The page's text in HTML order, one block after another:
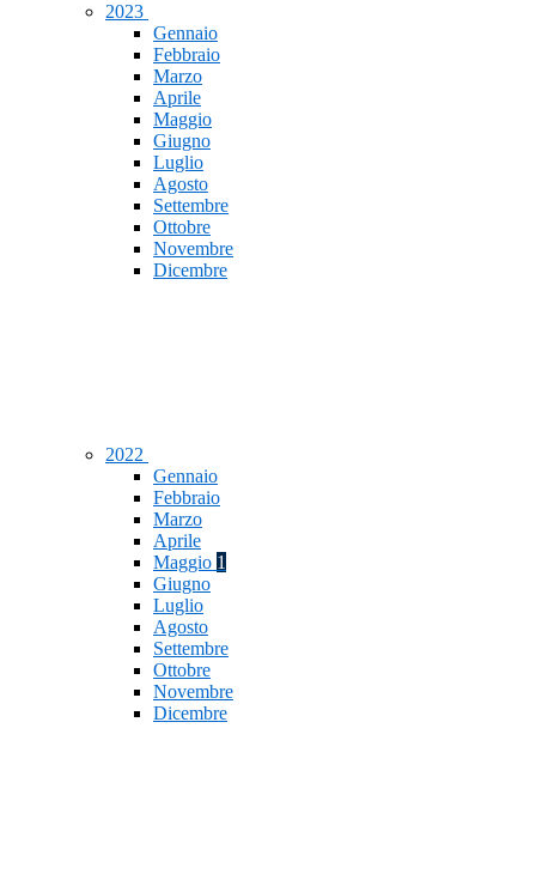
2023
Gennaio
Febbraio
Marzo
Aprile
Maggio
Giugno
Luglio
Agosto
Settembre
Ottobre
Novembre
Dicembre
2022
Gennaio
Febbraio
Marzo
Aprile
Maggio 1
Giugno
Luglio
Agosto
Settembre
Ottobre
Novembre
Dicembre